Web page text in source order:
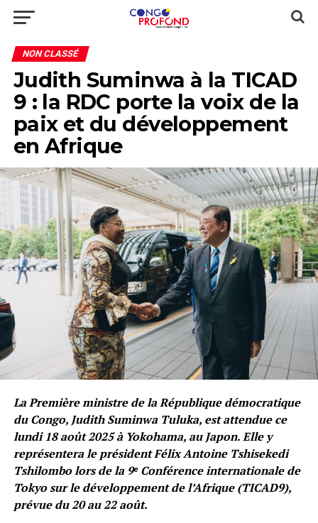
NON CLASSÉ
Judith Suminwa à la TICAD
9 : la RDC porte la voix de la
paix et du développement
en Afrique
La Première ministre de la République démocratique
du Congo, Judith Suminwa Tuluka, est attendue ce
lundi 18 août 2025 à Yokohama, au Japon. Elle y
représentera le président Félix Antoine Tshisekedi
Tshilombo lors de la 9ᵉ Conférence internationale de
Tokyo sur le développement de l’Afrique (TICAD9),
prévue du 20 au 22 août.